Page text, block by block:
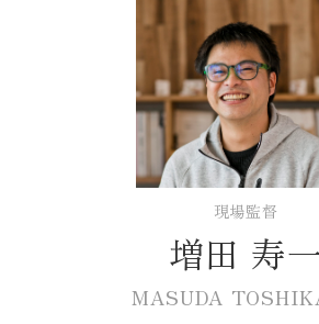
現場監督
増田 寿
MASUDA